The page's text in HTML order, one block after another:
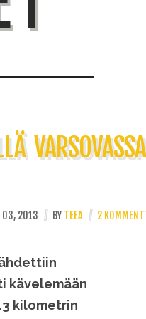
VARSOVASSA
03, 2013 // BY TEEA // 2
kävelemään
kilometrin